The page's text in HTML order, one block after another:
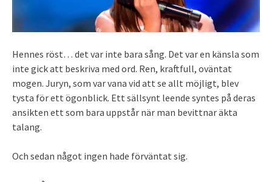
Hennes röst… det var inte bara sång. Det var en känsla som
inte gick att beskriva med ord. Ren, kraftfull, oväntat
mogen. Juryn, som var vana vid att se allt möjligt, blev
tysta för ett ögonblick. Ett sällsynt leende syntes på deras
ansikten ett som bara uppstår när man bevittnar äkta
talang.
Och sedan något ingen hade förväntat sig.